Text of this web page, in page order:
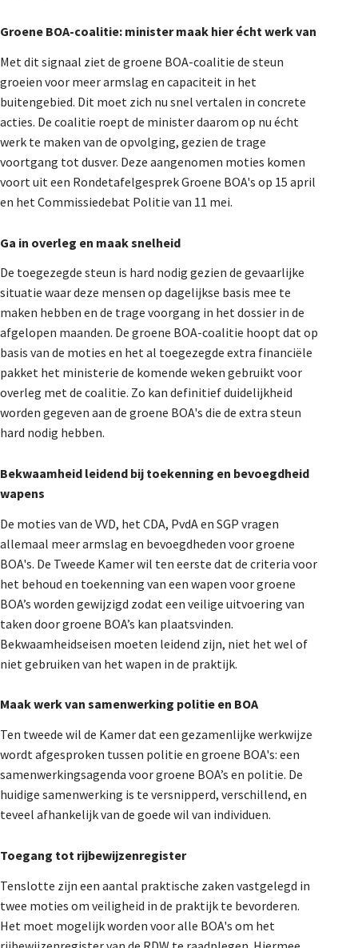
Groene BOA-coalitie: minister maak hier écht werk van
Met dit signaal ziet de groene BOA-coalitie de steun
groeien voor meer armslag en capaciteit in het
buitengebied. Dit moet zich nu snel vertalen in concrete
acties. De coalitie roept de minister daarom op nu écht
werk te maken van de opvolging, gezien de trage
voortgang tot dusver. Deze aangenomen moties komen
voort uit een Rondetafelgesprek Groene BOA's op 15 april
en het Commissiedebat Politie van 11 mei.
Ga in overleg en maak snelheid
De toegezegde steun is hard nodig gezien de gevaarlijke
situatie waar deze mensen op dagelijkse basis mee te
maken hebben en de trage voorgang in het dossier in de
afgelopen maanden. De groene BOA-coalitie hoopt dat op
basis van de moties en het al toegezegde extra financiële
pakket het ministerie de komende weken gebruikt voor
overleg met de coalitie. Zo kan definitief duidelijkheid
worden gegeven aan de groene BOA's die de extra steun
hard nodig hebben.
Bekwaamheid leidend bij toekenning en bevoegdheid
wapens
De moties van de VVD, het CDA, PvdA en SGP vragen
allemaal meer armslag en bevoegdheden voor groene
BOA's. De Tweede Kamer wil ten eerste dat de criteria voor
het behoud en toekenning van een wapen voor groene
BOA’s worden gewijzigd zodat een veilige uitvoering van
taken door groene BOA’s kan plaatsvinden.
Bekwaamheidseisen moeten leidend zijn, niet het wel of
niet gebruiken van het wapen in de praktijk.
Maak werk van samenwerking politie en BOA
Ten tweede wil de Kamer dat een gezamenlijke werkwijze
wordt afgesproken tussen politie en groene BOA's: een
samenwerkingsagenda voor groene BOA’s en politie. De
huidige samenwerking is te versnipperd, verschillend, en
teveel afhankelijk van de goede wil van individuen.
Toegang tot rijbewijzenregister
Tenslotte zijn een aantal praktische zaken vastgelegd in
twee moties om veiligheid in de praktijk te bevorderen.
Het moet mogelijk worden voor alle BOA's om het